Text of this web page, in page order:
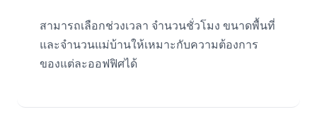
สามารถเลือกช่วงเวลา จำนวนชั่วโมง ขนาดพื้นที่
และจำนวนแม่บ้านให้เหมาะกับความต้องการ
ของแต่ละออฟฟิศได้